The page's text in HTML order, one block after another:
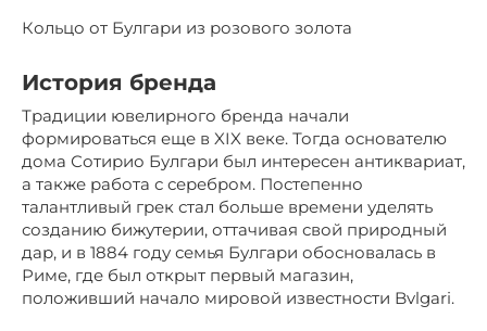
Кольцо от Булгари из розового золота
История бренда
Традиции ювелирного бренда начали
формироваться еще в XIX веке. Тогда основателю
дома Сотирио Булгари был интересен антиквариат,
а также работа с серебром. Постепенно
талантливый грек стал больше времени уделять
созданию бижутерии, оттачивая свой природный
дар, и в 1884 году семья Булгари обосновалась в
Риме, где был открыт первый магазин,
положивший начало мировой известности Bvlgari.